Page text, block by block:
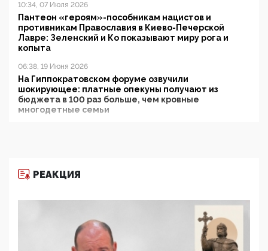
10:34, 07 Июля 2026
Пантеон «героям»-пособникам нацистов и
противникам Православия в Киево-Печерской
Лавре: Зеленский и Ко показывают миру рога и
копыта
06:38, 19 Июня 2026
На Гиппократовском форуме озвучили
шокирующее: платные опекуны получают из
бюджета в 100 раз больше, чем кровные
многодетные семьи
11:53, 09 Июня 2026
деятельность ИИТО ЮНЕСКО в России, но
цифроглобалисты продолжают определять
повестку в образовании
09:43, 01 Июня 2026
РЕАКЦИЯ